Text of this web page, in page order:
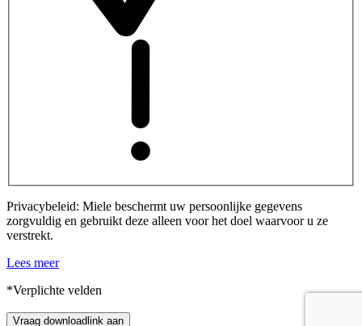
Privacybeleid: Miele beschermt uw persoonlijke gegevens
zorgvuldig en gebruikt deze alleen voor het doel waarvoor u ze
verstrekt.
Lees meer
*Verplichte velden